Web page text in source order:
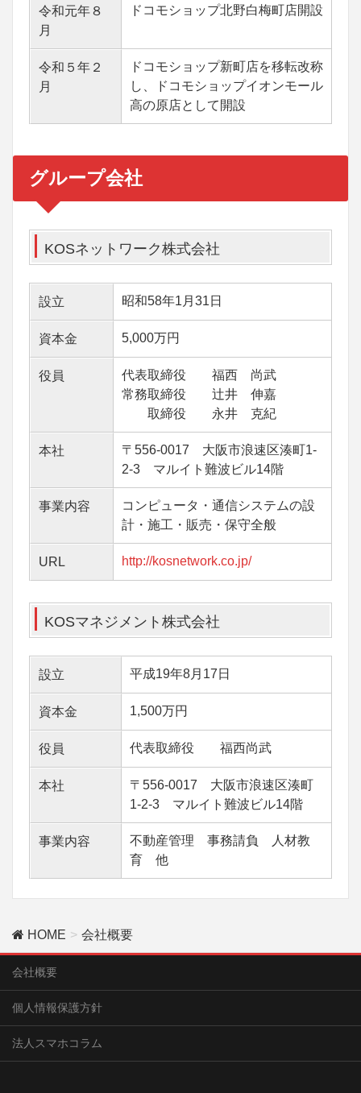
令和元年８
月
ドコモショップ北野白梅町店開設
令和５年２
月
ドコモショップ新町店を移転改称
し、ドコモショップイオンモール
高の原店として開設
グループ会社
KOSネットワーク株式会社
設立 昭和58年1月31日
資本金 5,000万円
役員
代表取締役 福西 尚武
常務取締役 辻井 伸嘉
取締役 永井 克紀
本社
〒556-0017 大阪市浪速区湊町1-
2-3 マルイト難波ビル14階
事業内容
コンピュータ・通信システムの設
計・施工・販売・保守全般
URL http://kosnetwork.co.jp/
KOSマネジメント株式会社
設立 平成19年8月17日
資本金 1,500万円
役員 代表取締役 福西尚武
本社
〒556-0017 大阪市浪速区湊町
1-2-3 マルイト難波ビル14階
事業内容
不動産管理 事務請負 人材教
育 他
HOME 会社概要
会社概要
個人情報保護方針
法人スマホコラム